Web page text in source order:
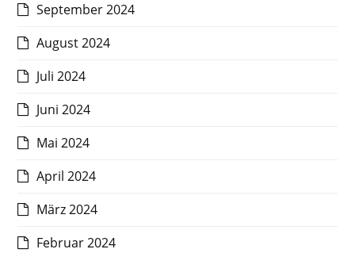
September 2024
August 2024
Juli 2024
Juni 2024
Mai 2024
April 2024
März 2024
Februar 2024